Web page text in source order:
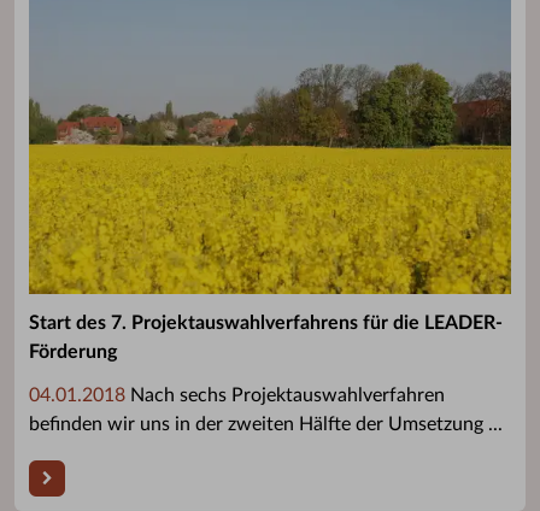
Start des 7. Projektauswahlverfahrens für die LEADER-
Förderung
04.01.2018 Nach sechs Projektauswahlverfahren
befinden wir uns in der zweiten Hälfte der Umsetzung ...